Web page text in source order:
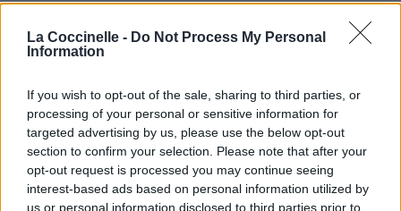
La Coccinelle - Do Not Process My Personal
Information
If you wish to opt-out of the sale, sharing to third parties, or
processing of your personal or sensitive information for
targeted advertising by us, please use the below opt-out
section to confirm your selection. Please note that after your
opt-out request is processed you may continue seeing
interest-based ads based on personal information utilized by
us or personal information disclosed to third parties prior to